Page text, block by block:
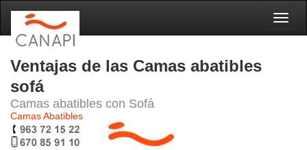
Ventajas de las Camas abatibles
sofá
Camas abatibles con Sofá
Camas Abatibles